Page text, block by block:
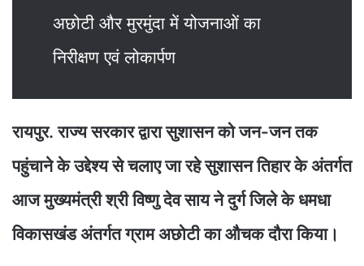
अछोटी और मुरमुंदा में योजनाओं का
निरीक्षण एवं लोकार्पण
रायपुर. राज्य सरकार द्वारा सुशासन को जन-जन तक
पहुंचाने के उद्देश्य से चलाए जा रहे सुशासन तिहार के अंतर्गत
आज मुख्यमंत्री श्री विष्णु देव साय ने दुर्ग जिले के धमधा
विकासखंड अंतर्गत ग्राम अछोटी का औचक दौरा किया।